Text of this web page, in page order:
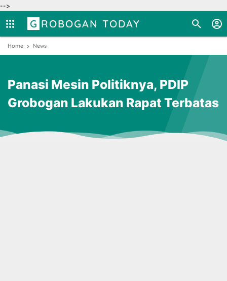
-->
GROBOGAN TODAY
Home News
Panasi Mesin Politiknya, PDIP
Grobogan Lakukan Rapat Terbatas